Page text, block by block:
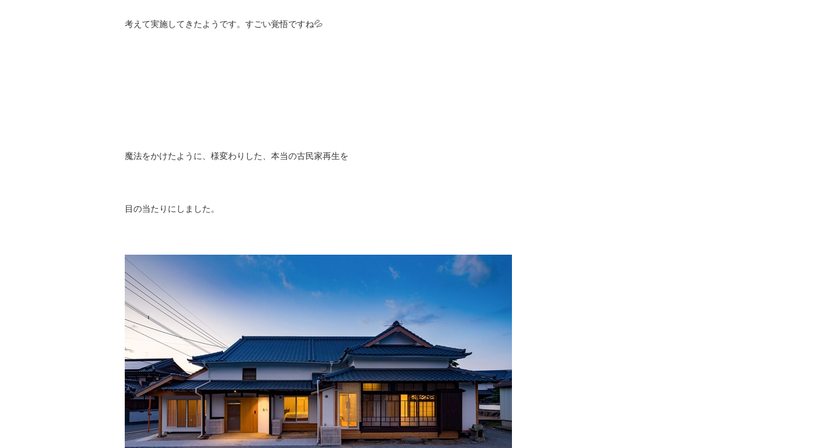
考えて実施してきたようです。すごい覚悟ですね💦
魔法をかけたように、様変わりした、本当の古民家再生を
目の当たりにしました。